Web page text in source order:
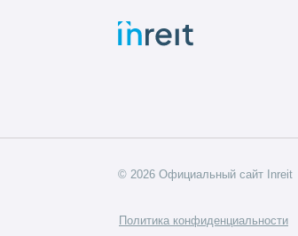
© 2026 Официальный сайт Inreit
Политика конфиденциальности